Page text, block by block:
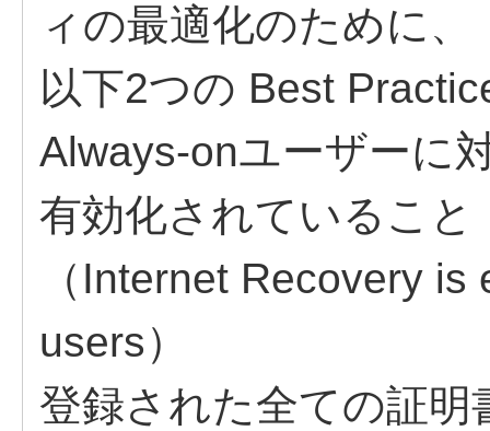
ィの最適化のために、
以下2つの Best
Always-onユーザーに
有効化されていること​
（Internet Recovery
users）​
登録された全ての証